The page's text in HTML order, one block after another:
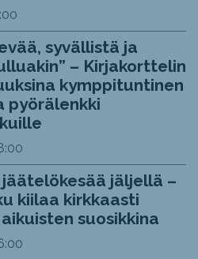
syvällistä ja
– Kirjakorttelin
kymppituntinen
pyörälenkki
jäljellä –
kiilaa kirkkaasti
suosikkina